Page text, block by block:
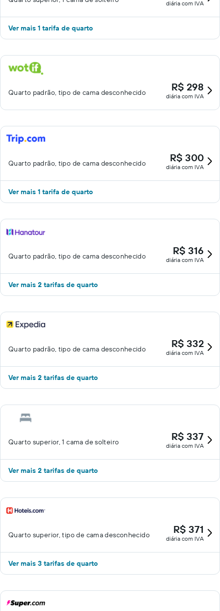
diária com IVA
Ver mais 1 tarifa de quarto
Quarto padrão, tipo de cama desconhecido R$ 298
diária com IVA
Quarto padrão, tipo de cama desconhecido R$ 300
diária com IVA
Ver mais 1 tarifa de quarto
Quarto padrão, tipo de cama desconhecido R$ 316
diária com IVA
Ver mais 2 tarifas de quarto
Quarto padrão, tipo de cama desconhecido R$ 332
diária com IVA
Ver mais 2 tarifas de quarto
Quarto superior, 1 cama de solteiro R$ 337
diária com IVA
Ver mais 2 tarifas de quarto
Quarto superior, tipo de cama desconhecido R$ 371
diária com IVA
Ver mais 3 tarifas de quarto